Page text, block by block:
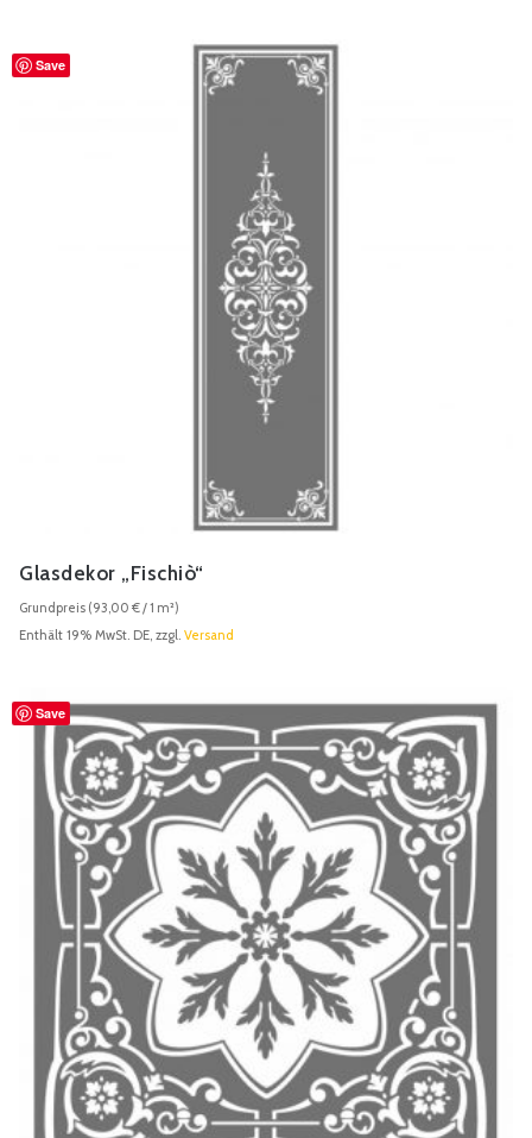
Save
Glasdekor „Fischiò“
Grundpreis (93,00 €/ 1 m²)
Enthält 19% MwSt. DE, zzgl. Versand
Save